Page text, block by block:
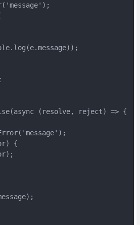
(resolve, reject) => {
{